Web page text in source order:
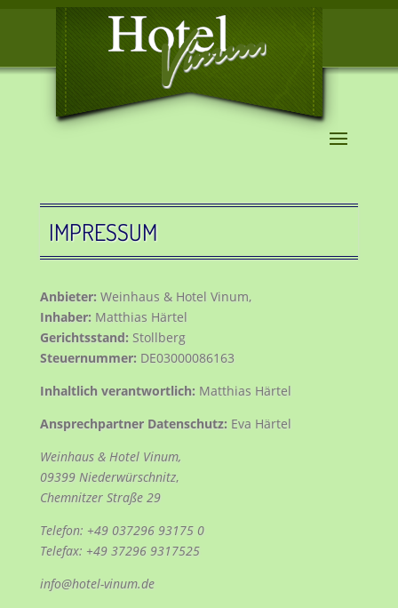
IMPRESSUM
Anbieter: Weinhaus & Hotel Vinum,
Inhaber: Matthias Härtel
Gerichtsstand: Stollberg
Steuernummer: DE03000086163
Inhaltlich verantwortlich: Matthias Härtel
Ansprechpartner Datenschutz: Eva Härtel
Weinhaus & Hotel Vinum,
09399 Niederwürschnitz,
Chemnitzer Straße 29
Telefon: +49 037296 93175 0
Telefax: +49 37296 9317525
info@hotel-vinum.de